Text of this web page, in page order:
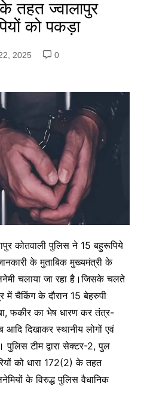
तहत ज्वालापुर
को पकड़ा
2025
0
कोतवाली पुलिस ने 15 बहुरूपिये
के मुताबिक मुख्यमंत्री के
चलाया जा रहा है।जिसके चलते
में चैकिंग के दौरान 15 बेहरुपी
फकीर का भेष धारण कर तंत्र-
आदि दिखाकर स्थानीय लोगों एवं
पुलिस टीम द्वारा सेक्टर-2, पुल
को धारा 172(2) के तहत
के विरुद्ध पुलिस वैधानिक